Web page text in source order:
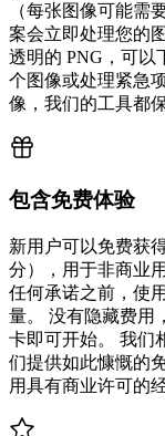
（每张图像可能需
案会立即处理您的
透明的 PNG，可以
个图像或处理紧急
像，我们的工具都
包含免费体验
新用户可以免费获
分），用于非商业
任何承诺之前，使
量。 没有隐藏费用
卡即可开始。 我们
们提供如此慷慨的
用具有商业许可的